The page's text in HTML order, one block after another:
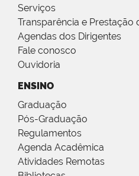
Serviços
Transparência e Prestação
Agendas dos Dirigentes
Fale conosco
Ouvidoria
ENSINO
Graduação
Pós-Graduação
Regulamentos
Agenda Acadêmica
Atividades Remotas